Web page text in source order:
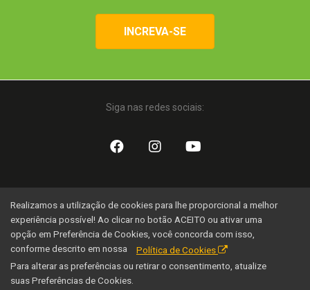
INCREVA-SE
Siga nas redes sociais:
Realizamos a utilização de cookies para lhe proporcional a melhor
experiência possível! Ao clicar no botão ACEITO ou ativar uma
opção em Preferência de Cookies, você concorda com isso,
conforme descrito em nossa
Para alterar as preferências ou retirar o consentimento, atualize
suas Preferências de Cookies.
Política de Cookies